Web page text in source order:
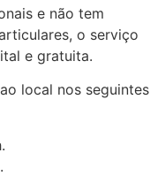
e não tem
o serviço
e gratuita.
local nos seguintes